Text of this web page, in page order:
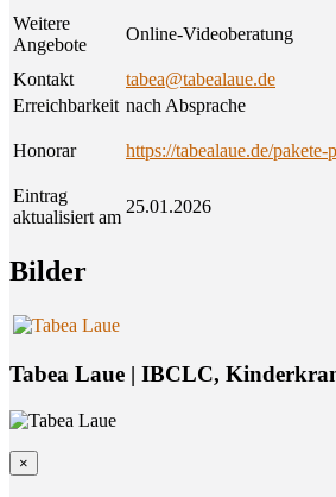
Weitere
Angebote
Online-Videoberatung
Kontakt
tabea@tabealaue.de
Erreichbarkeit nach Absprache
Honorar https://tabealaue.de/pakete-
Eintrag
aktualisiert am
25.01.2026
Bil­der
Tabea Laue | IBCLC,
×